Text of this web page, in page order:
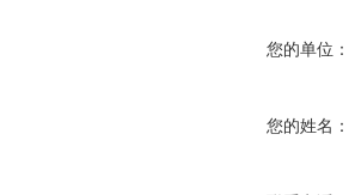
您的单位：
您的姓名：